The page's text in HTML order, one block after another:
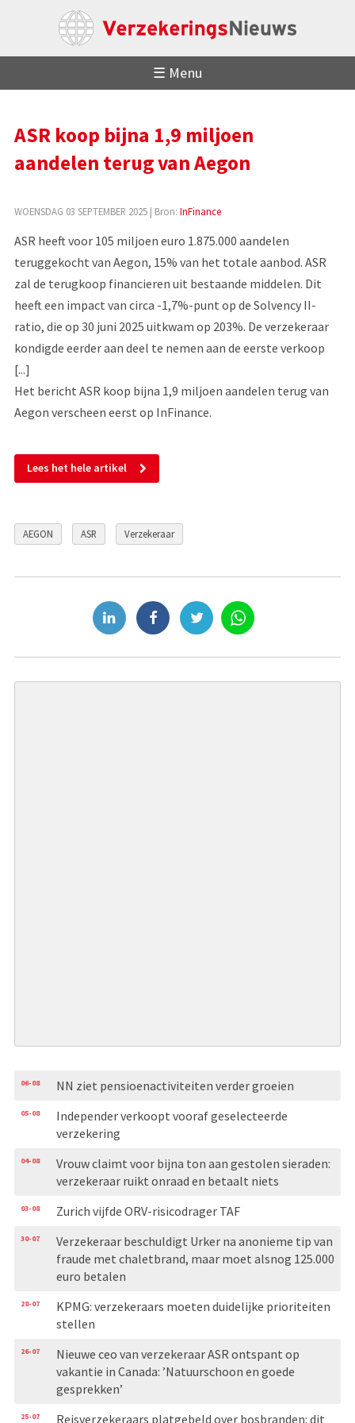
☰ Menu
ASR koop bijna 1,9 miljoen
aandelen terug van Aegon
WOENSDAG 03 SEPTEMBER 2025| Bron: InFinance
ASR heeft voor 105 miljoen euro 1.875.000 aandelen
teruggekocht van Aegon, 15% van het totale aanbod. ASR
zal de terugkoop financieren uit bestaande middelen. Dit
heeft een impact van circa -1,7%-punt op de Solvency II-
ratio, die op 30 juni 2025 uitkwam op 203%. De verzekeraar
kondigde eerder aan deel te nemen aan de eerste verkoop
[...]
Het bericht ASR koop bijna 1,9 miljoen aandelen terug van
Aegon verscheen eerst op InFinance.
Lees het hele artikel
AEGON ASR Verzekeraar
06-08 NN ziet pensioenactiviteiten verder groeien
05-08
Independer verkoopt vooraf geselecteerde
verzekering
04-08
Vrouw claimt voor bijna ton aan gestolen sieraden:
verzekeraar ruikt onraad en betaalt niets
03-08 Zurich vijfde ORV-risicodrager TAF
30-07
Verzekeraar beschuldigt Urker na anonieme tip van
fraude met chaletbrand, maar moet alsnog 125.000
euro betalen
28-07
KPMG: verzekeraars moeten duidelijke prioriteiten
stellen
26-07
Nieuwe ceo van verzekeraar ASR ontspant op
vakantie in Canada: ’Natuurschoon en goede
gesprekken’
25-07 Reisverzekeraars platgebeld over bosbranden: dit